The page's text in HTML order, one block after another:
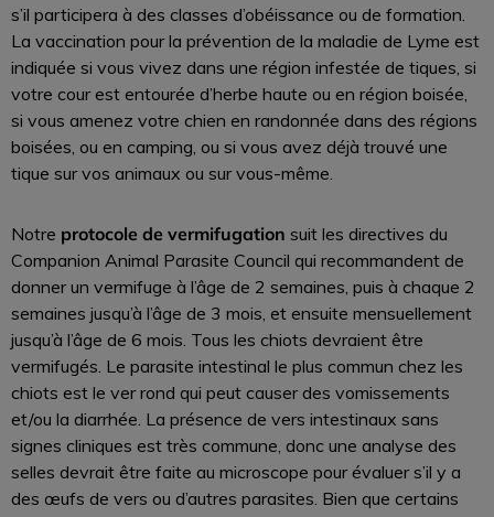
s’il participera à des classes d’obéissance ou de formation.
La vaccination pour la prévention de la maladie de Lyme est
indiquée si vous vivez dans une région infestée de tiques, si
votre cour est entourée d’herbe haute ou en région boisée,
si vous amenez votre chien en randonnée dans des régions
boisées, ou en camping, ou si vous avez déjà trouvé une
tique sur vos animaux ou sur vous-même.
Notre protocole de vermifugation suit les directives du
Companion Animal Parasite Council qui recommandent de
donner un vermifuge à l’âge de 2 semaines, puis à chaque 2
semaines jusqu’à l’âge de 3 mois, et ensuite mensuellement
jusqu’à l’âge de 6 mois. Tous les chiots devraient être
vermifugés. Le parasite intestinal le plus commun chez les
chiots est le ver rond qui peut causer des vomissements
et/ou la diarrhée. La présence de vers intestinaux sans
signes cliniques est très commune, donc une analyse des
selles devrait être faite au microscope pour évaluer s’il y a
des œufs de vers ou d’autres parasites. Bien que certains